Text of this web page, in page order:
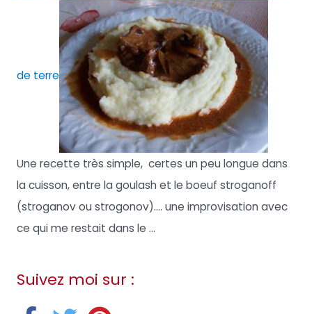
de terre
Une recette très simple, certes un peu longue dans
la cuisson, entre la goulash et le boeuf stroganoff
(stroganov ou strogonov).… une improvisation avec
ce qui me restait dans le ...
Suivez moi sur :